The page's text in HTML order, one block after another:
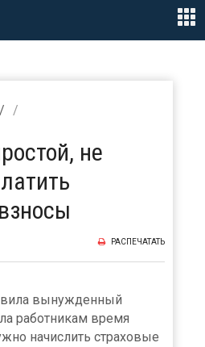
не
РАСПЕЧАТАТЬ
вынужденный
работникам время
начислить страховые